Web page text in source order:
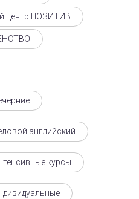
центр ПОЗИТИВ
английский
курсы